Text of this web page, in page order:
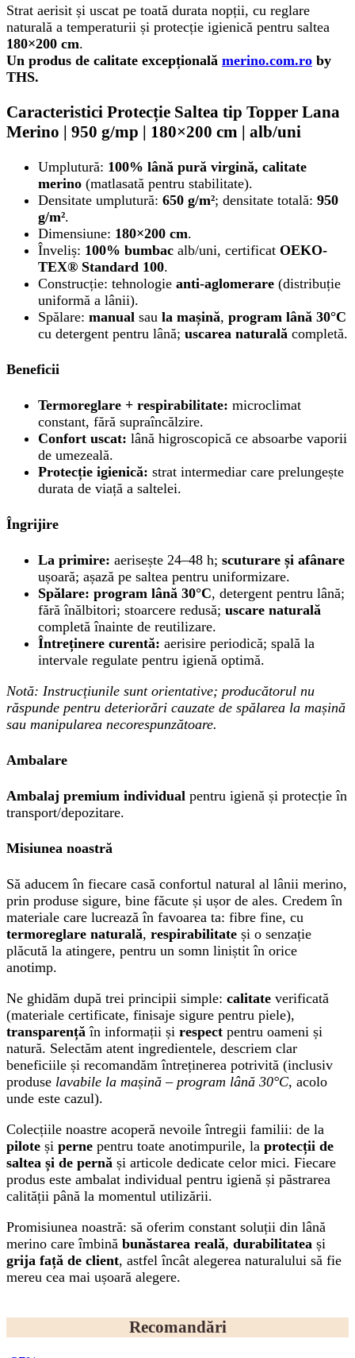
Strat aerisit și uscat pe toată durata nopții, cu reglare
naturală a temperaturii și protecție igienică pentru saltea
180×200 cm.
Un produs de calitate excepțională merino.com.ro by
THS.
Caracteristici Protecție Saltea tip Topper Lana
Merino | 950 g/mp | 180×200 cm | alb/uni
Umplutură: 100% lână pură virgină, calitate
merino (matlasată pentru stabilitate).
Densitate umplutură: 650 g/m²; densitate totală: 950
g/m².
Dimensiune: 180×200 cm.
Înveliș: 100% bumbac alb/uni, certificat OEKO-
TEX® Standard 100.
Construcție: tehnologie anti-aglomerare (distribuție
uniformă a lânii).
Spălare: manual sau la mașină, program lână 30°C
cu detergent pentru lână; uscarea naturală completă.
Beneficii
Termoreglare + respirabilitate: microclimat
constant, fără supraîncălzire.
Confort uscat: lână higroscopică ce absoarbe vaporii
de umezeală.
Protecție igienică: strat intermediar care prelungește
durata de viață a saltelei.
Îngrijire
La primire: aerisește 24–48 h; scuturare și afânare
ușoară; așază pe saltea pentru uniformizare.
Spălare: program lână 30°C, detergent pentru lână;
fără înălbitori; stoarcere redusă; uscare naturală
completă înainte de reutilizare.
Întreținere curentă: aerisire periodică; spală la
intervale regulate pentru igienă optimă.
Notă: Instrucțiunile sunt orientative; producătorul nu
răspunde pentru deteriorări cauzate de spălarea la mașină
sau manipularea necorespunzătoare.
Ambalare
Ambalaj premium individual pentru igienă și protecție în
transport/depozitare.
Misiunea noastră
Să aducem în fiecare casă confortul natural al lânii merino,
prin produse sigure, bine făcute și ușor de ales. Credem în
materiale care lucrează în favoarea ta: fibre fine, cu
termoreglare naturală, respirabilitate și o senzație
plăcută la atingere, pentru un somn liniștit în orice
anotimp.
Ne ghidăm după trei principii simple: calitate verificată
(materiale certificate, finisaje sigure pentru piele),
transparență în informații și respect pentru oameni și
natură. Selectăm atent ingredientele, descriem clar
beneficiile și recomandăm întreținerea potrivită (inclusiv
produse lavabile la mașină – program lână 30°C, acolo
unde este cazul).
Colecțiile noastre acoperă nevoile întregii familii: de la
pilote și perne pentru toate anotimpurile, la protecții de
saltea și de pernă și articole dedicate celor mici. Fiecare
produs este ambalat individual pentru igienă și păstrarea
calității până la momentul utilizării.
Promisiunea noastră: să oferim constant soluții din lână
merino care îmbină bunăstarea reală, durabilitatea și
grija față de client, astfel încât alegerea naturalului să fie
mereu cea mai ușoară alegere.
Recomandări